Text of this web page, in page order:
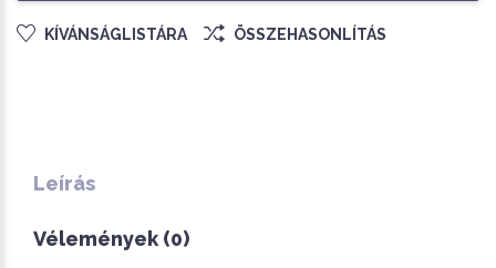
KÍVÁNSÁGLISTÁRA ÖSSZEHASONLÍTÁS
Leírás
Vélemények (0)